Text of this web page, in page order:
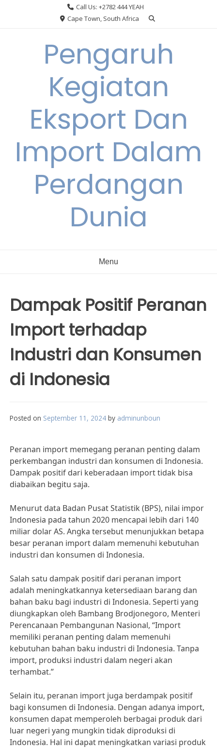
Call Us: +2782 444 YEAH
Cape Town, South Africa
Pengaruh
Kegiatan
Eksport Dan
Import Dalam
Perdangan
Dunia
Menu
Dampak Positif Peranan
Import terhadap
Industri dan Konsumen
di Indonesia
Posted on September 11, 2024 by adminunboun
Peranan import memegang peranan penting dalam
perkembangan industri dan konsumen di Indonesia.
Dampak positif dari keberadaan import tidak bisa
diabaikan begitu saja.
Menurut data Badan Pusat Statistik (BPS), nilai impor
Indonesia pada tahun 2020 mencapai lebih dari 140
miliar dolar AS. Angka tersebut menunjukkan betapa
besar peranan import dalam memenuhi kebutuhan
industri dan konsumen di Indonesia.
Salah satu dampak positif dari peranan import
adalah meningkatkannya ketersediaan barang dan
bahan baku bagi industri di Indonesia. Seperti yang
diungkapkan oleh Bambang Brodjonegoro, Menteri
Perencanaan Pembangunan Nasional, “Import
memiliki peranan penting dalam memenuhi
kebutuhan bahan baku industri di Indonesia. Tanpa
import, produksi industri dalam negeri akan
terhambat.”
Selain itu, peranan import juga berdampak positif
bagi konsumen di Indonesia. Dengan adanya import,
konsumen dapat memperoleh berbagai produk dari
luar negeri yang mungkin tidak diproduksi di
Indonesia. Hal ini dapat meningkatkan variasi produk